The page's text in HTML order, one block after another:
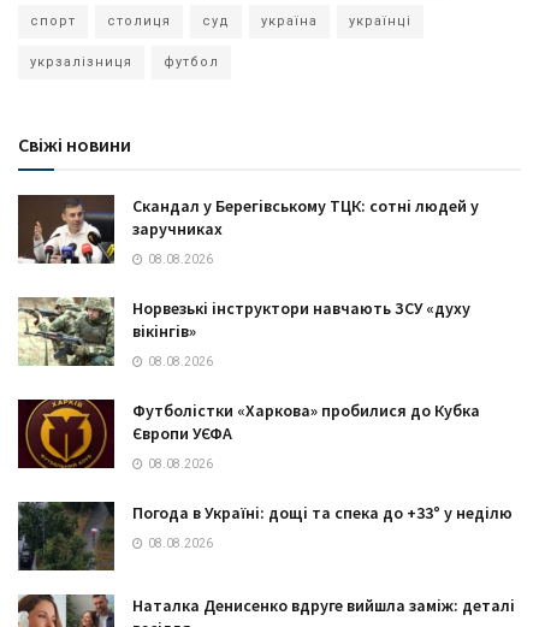
спорт столиця суд україна українці
укрзалізниця футбол
Свіжі новини
Скандал у Берегівському ТЦК: сотні людей у
заручниках
08.08.2026
Норвезькі інструктори навчають ЗСУ «духу
вікінгів»
08.08.2026
Футболістки «Харкова» пробилися до Кубка
Європи УЄФА
08.08.2026
Погода в Україні: дощі та спека до +33° у неділю
08.08.2026
Наталка Денисенко вдруге вийшла заміж: деталі